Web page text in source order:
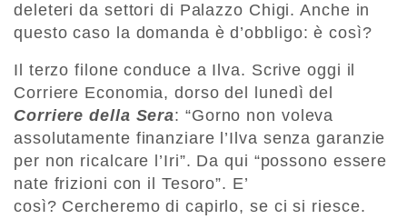
deleteri da settori di Palazzo Chigi. Anche in
questo caso la domanda è d’obbligo: è così?
Il terzo filone conduce a Ilva. Scrive oggi il
Corriere Economia, dorso del lunedì del
Corriere della Sera: “Gorno non voleva
assolutamente finanziare l’Ilva senza garanzie
per non ricalcare l’Iri”. Da qui “possono essere
nate frizioni con il Tesoro”. E’
così? Cercheremo di capirlo, se ci si riesce.